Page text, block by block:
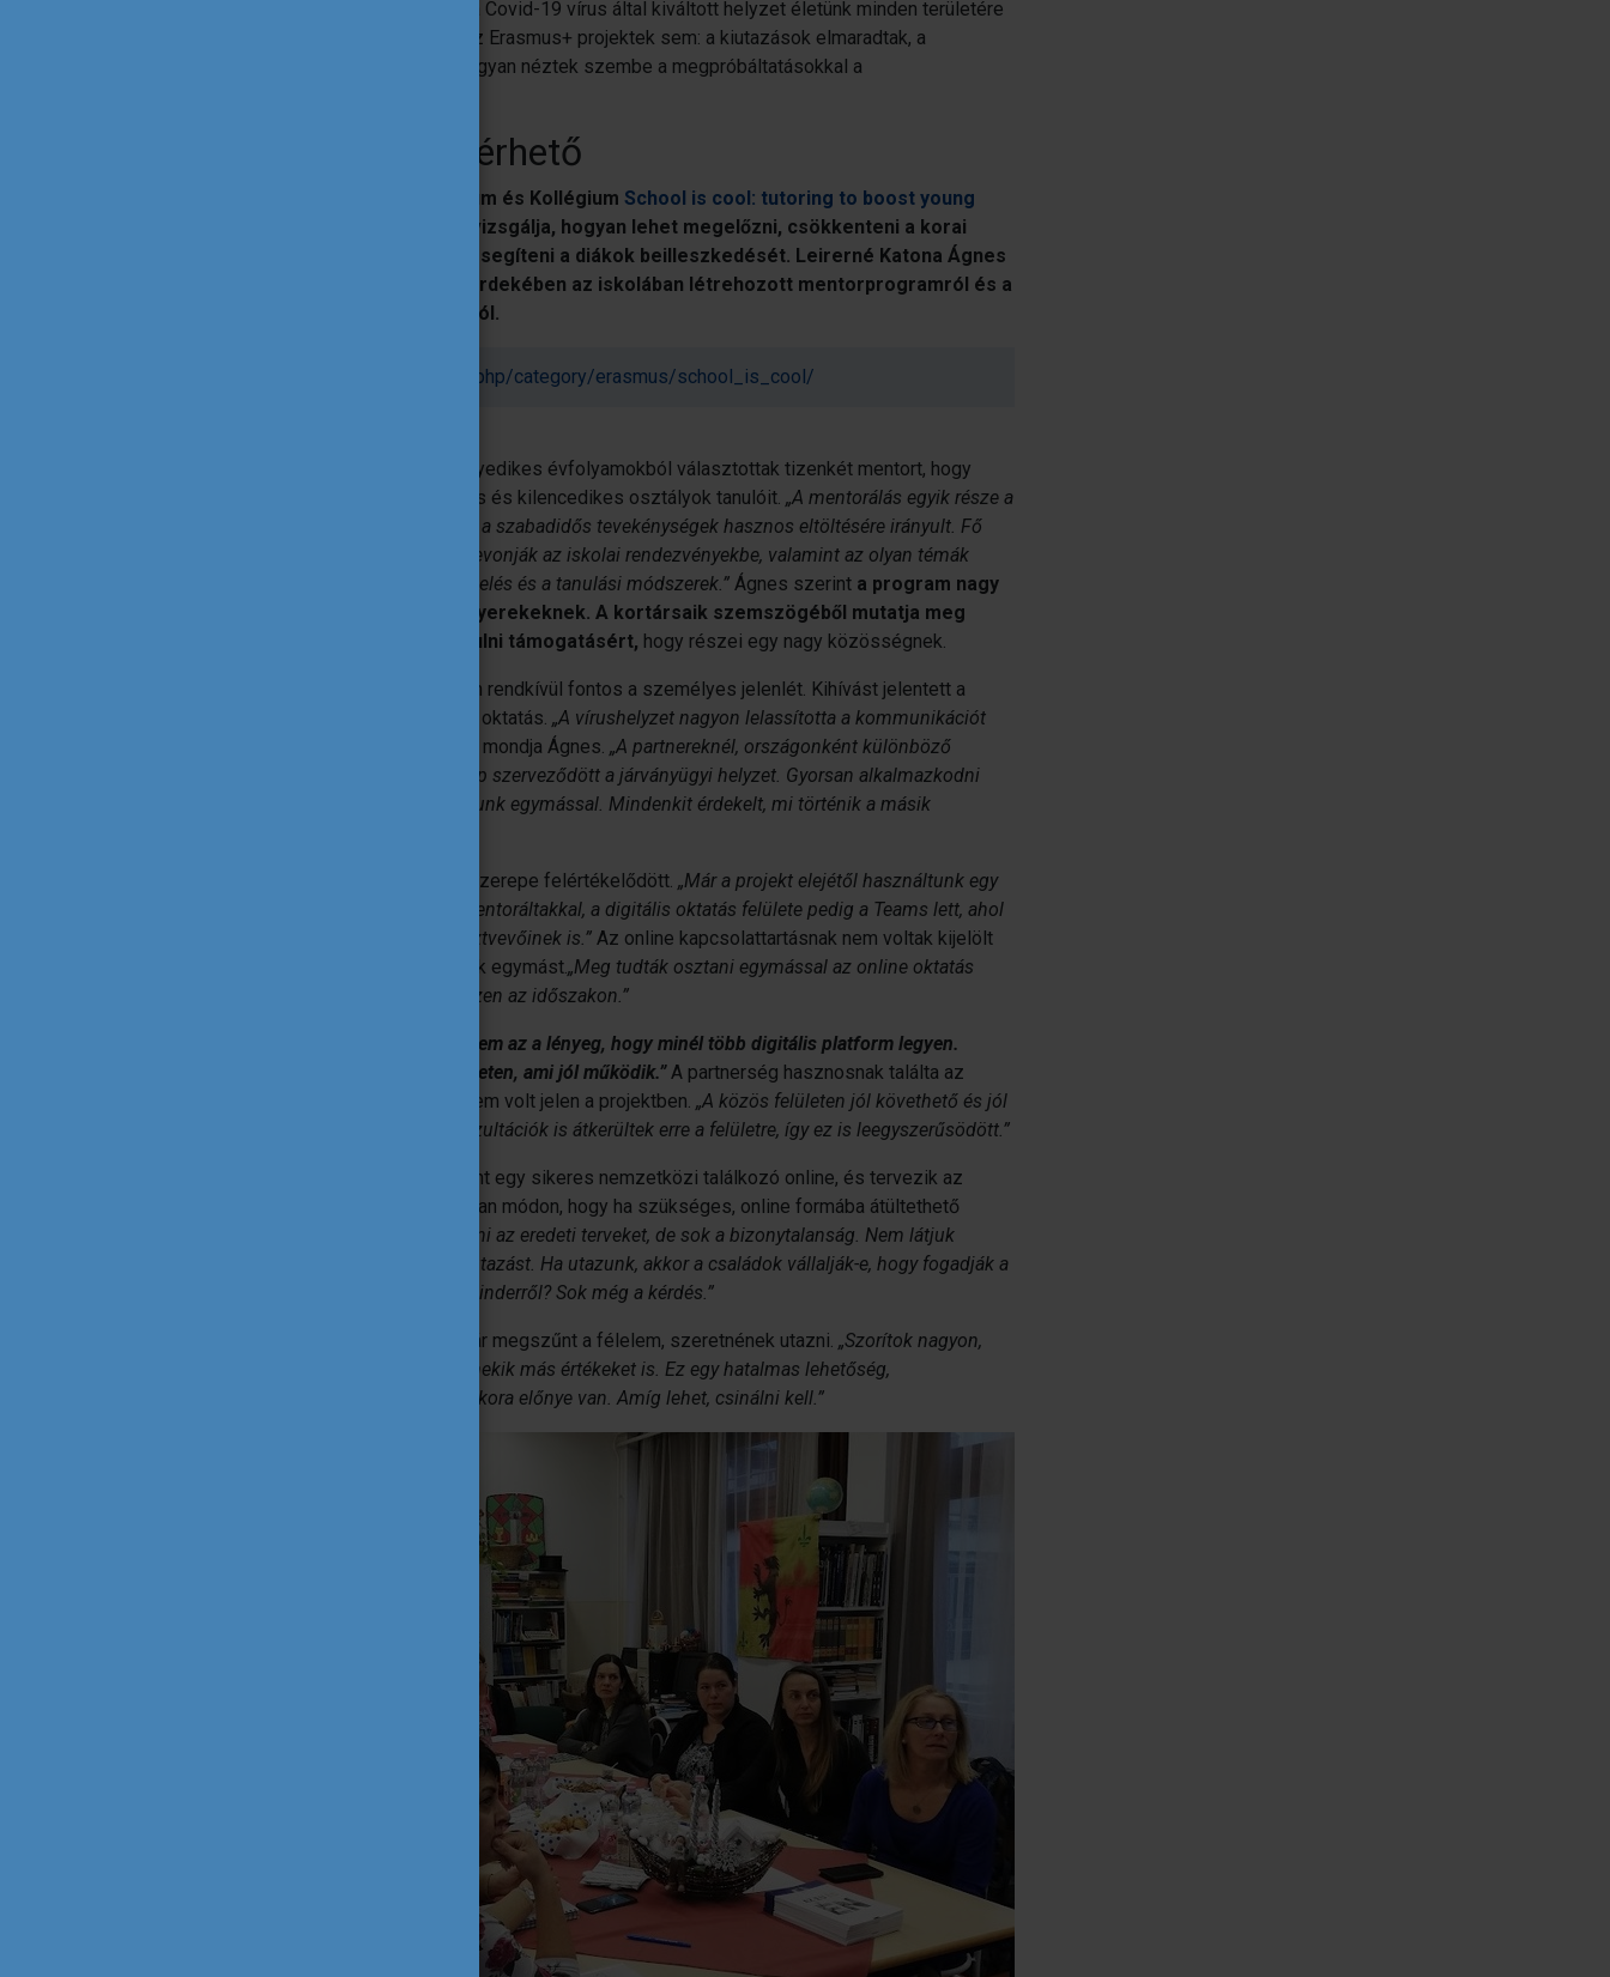
Kihívásokkal teli időszakot éltünk meg: a Covid-19 vírus által kiváltott helyzet életünk minden területére
hatást gyakorolt. Nem voltak kivételek az Erasmus+ projektek sem: a kiutazások elmaradtak, a
tevékenységeket digitalizálni kellett. Hogyan néztek szembe a megpróbáltatásokkal a
A segítség mindig elérhető
A Csongrádi Batsányi János Gimnázium és Kollégium School is cool: tutoring to boost young
című projektje azt vizsgálja, hogyan lehet megelőzni, csökkenteni a korai
iskolaelhagyást, illetve, hogyan lehet segíteni a diákok beilleszkedését. Leirerné Katona Ágnes
projektkoordinátor mesél az ennek érdekében az iskolában létrehozott mentorprogramról és a
vírushelyzethez való alkalmazkodásról.
http://www.bjg.hu/index.php/category/erasmus/school_is_cool/
A gimnáziumban a hetedikes és tizenegyedikes évfolyamokból választottak tizenkét mentort, hogy
támogassák az iskolába érkező ötödikes és kilencedikes osztályok tanulóit. „A mentorálás egyik része a
tananyagban való segítésre, míg a másik a szabadidős tevekénységek hasznos eltöltésére irányult. Fő
feladat volt még, hogy a mentoráltakat bevonják az iskolai rendezvényekbe, valamint az olyan témák
közös feldolgozása, mint a konfliktuskezelés és a tanulási módszerek.” Ágnes szerint a program nagy
előnye, hogy biztonságérzetet ad a gyerekeknek. A kortársaik szemszögéből mutatja meg
nekik, hogy mindig tudnak kihez fordulni támogatásért, hogy részei egy nagy közösségnek.
Ebből következően, a mentorprogramban rendkívül fontos a személyes jelenlét. Kihívást jelentett a
járványhelyzet miatti lezárás és digitális oktatás. „A vírushelyzet nagyon lelassította a kommunikációt
– mondja Ágnes. „A partnereknél, országonként különböző
módon zajlott az online oktatás, másképp szerveződött a járványügyi helyzet. Gyorsan alkalmazkodni
kellett: e-mailben napi kapcsolatban voltunk egymással. Mindenkit érdekelt, mi történik a másik
A rendkívüli helyzetben az online terek szerepe felértékelődött. „Már a projekt elejétől használtunk egy
Facebook csoportot a mentorokkal és mentoráltakkal, a digitális oktatás felülete pedig a Teams lett, ahol
létre hoztunk egy csatornát a projekt résztvevőinek is.” Az online kapcsolattartásnak nem voltak kijelölt
időpontjai: a tanulók folyamatosan elérték egymást.„Meg tudták osztani egymással az online oktatás
nehézségeit, ezáltal átsegítve egymást ezen az időszakon.”
Nem az a lényeg, hogy minél több digitális platform legyen.
Helyette építsünk ki valamit egy-két felületen, ami jól működik.”A partnerség hasznosnak találta az
eTwinning használatát, ami kezdetben nem volt jelen a projektben. „A közös felületen jól követhető és jól
átlátható volt az elvégzett munka. A konzultációk is átkerültek erre a felületre, így ez is leegyszerűsödött.”
A mentorok bevonásával májusban történt egy sikeres nemzetközi találkozó online, és tervezik az
októberi kiutazást is Olaszországba, olyan módon, hogy ha szükséges, online formába átültethető
„Tudom, hogy meg lehet valósítani az eredeti terveket, de sok a bizonytalanság. Nem látjuk
például, hogy engedélyezik-e ősszel a kiutazást. Ha utazunk, akkor a családok vállalják-e, hogy fogadják a
diákokat? Mi a véleménye a szülőknek minderről? Sok még a kérdés.”
Ágnes elmondja, hogy a gyerekekben már megszűnt a félelem, szeretnének utazni. „Szorítok nagyon,
hogy vihessük őket, megmutathassunk nekik más értékeket is. Ez egy hatalmas lehetőség,
nyelvtanárként is látom, hogy ennek mekkora előnye van. Amíg lehet, csinálni kell.”